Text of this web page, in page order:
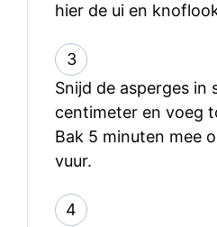
hier de ui en
3
Snijd de asperges in
centimeter en voeg
Bak 5 minuten mee
vuur.
4